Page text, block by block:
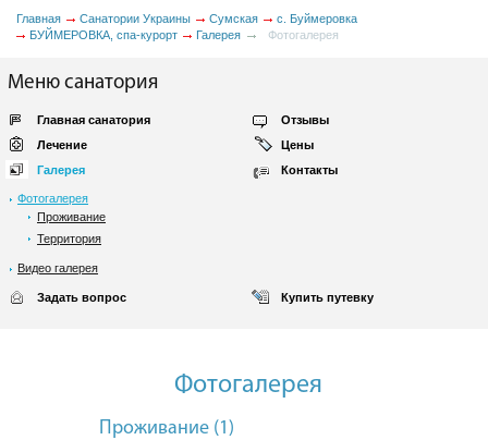
Главная Санатории Украины Сумская
с. Буймеровка
БУЙМЕРОВКА, спа-курорт
Галерея Фотогалерея
Меню санатория
Главная санатория
Отзывы
Лечение
Цены
Галерея
Фотогалерея
Проживание
Территория
Видео галерея
Контакты
Задать вопрос Купить путевку
Фотогалерея
Проживание (1)